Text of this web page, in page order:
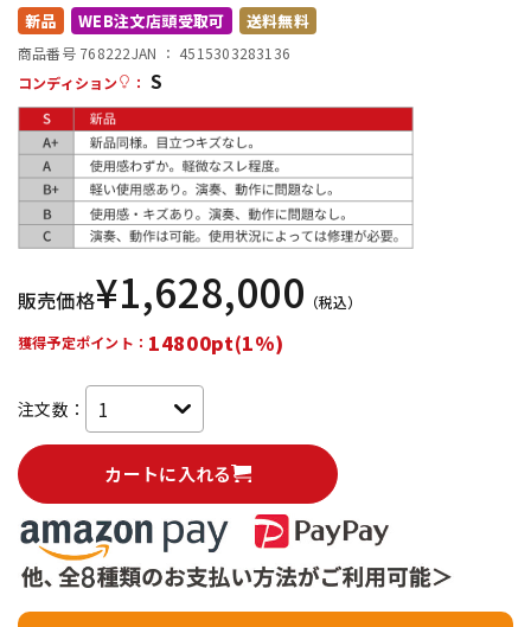
配信/ライブ機器
新品 WEB注文店頭受取可 送料無料
商品番号 768222JAN ： 4515303283136
コンディション
： S
販売価格¥1,628,000 （税込）
獲得予定ポイント： 14800pt(1%)
注文数：
カートに入れる